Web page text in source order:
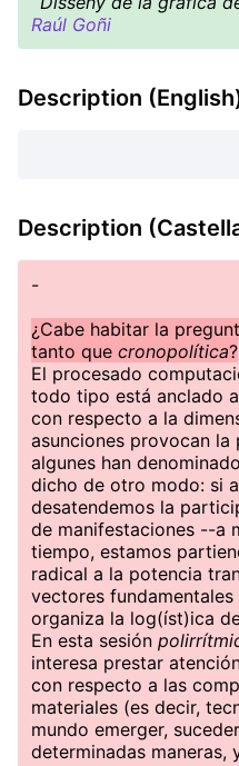
Raúl Goñi
Description
Description
-
¿Cabe habitar la
tanto que cronopolítica?
El procesado
todo tipo está anclado
con respecto a la
asunciones provocan
algunes han denominado
dicho de otro modo: si
desatendemos la
de manifestaciones --a
tiempo, estamos
radical a la potencia
vectores
organiza la log(íst)ica
En esta sesión
interesa prestar
con respecto a las
materiales (es decir,
mundo emerger,
determinadas maneras,